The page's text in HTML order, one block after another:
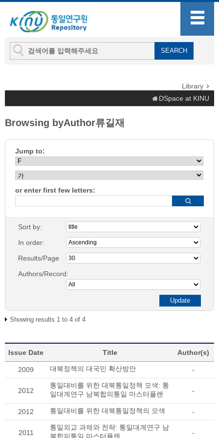
Library
DSpace at KINU
Browsing byAuthor류길재
Jump to:
or enter first few letters:
Sort by:
In order:
Results/Page
Authors/Record:
Showing results 1 to 4 of 4
Issue Date Title Author(s)
2009 대북정책의 대국민 확산방안 -
2012
통일대비를 위한 대북통일정책 모색: 통
일대계연구 남북합의통일 마스터플랜
-
2012 통일대비를 위한 대북통일정책의 모색 -
2011
통일외교 과제와 전략: 통일대계연구 남
북합의통일 마스터플랜
-